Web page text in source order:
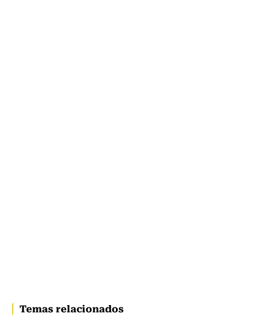
Temas relacionados